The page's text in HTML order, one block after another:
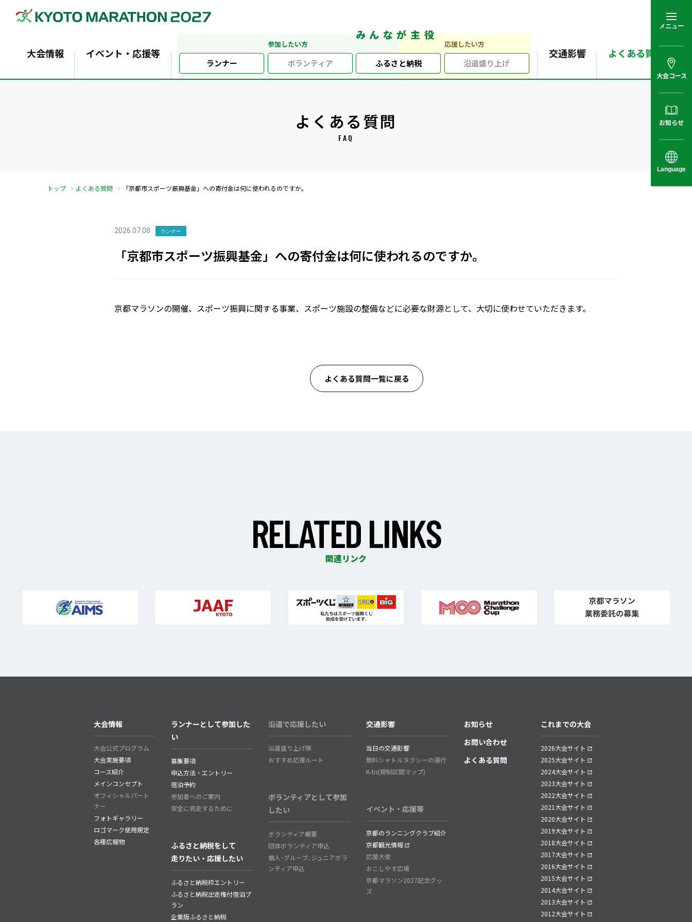
大会情報 イベント・応援等
みんなが主役
参加したい方 応援したい方
ランナー ボランティア ふるさと納税 沿道盛り上げ
交通影響 よくある質問
メニュー
大会コース
お知らせ
Language
よくある質問
FAQ
トップ よくある質問 「京都市スポーツ振興基金」への寄付金は何に使われるのですか。
2026.07.08 ランナー
「京都市スポーツ振興基金」への寄付金は何に使われるのですか。
京都マラソンの開催、スポーツ振興に関する事業、スポーツ施設の整備などに必要な財源として、大切に使わせていただきます。
よくある質問一覧に戻る
RELATEDLINKS
関連リンク
大会情報
大会公式プログラム
大会実施要項
コース紹介
メインコンセプト
オフィシャルパート
ナー
フォトギャラリー
ロゴマーク使用規定
各種広報物
ランナーとして参加した
い
募集要項
申込方法・エントリー
宿泊予約
参加者へのご案内
安全に完走するために
ふるさと納税をして
走りたい・応援したい
ふるさと納税枠エントリー
ふるさと納税出走権付宿泊プ
ラン
企業版ふるさと納税
沿道で応援したい
沿道盛り上げ隊
おすすめ応援ルート
ボランティアとして参加
したい
ボランティア概要
団体ボランティア申込
個人･グループ､ジュニアボラ
ンティア申込
交通影響
当日の交通影響
無料シャトルタクシーの運行
K-tis(規制区間マップ)
イベント・応援等
京都のランニングクラブ紹介
京都観光情報
応援大使
おこしやす広場
京都マラソン2027記念グッ
ズ
お知らせ
お問い合わせ
よくある質問
これまでの大会
2026大会サイト
2025大会サイト
2024大会サイト
2023大会サイト
2022大会サイト
2021大会サイト
2020大会サイト
2019大会サイト
2018大会サイト
2017大会サイト
2016大会サイト
2015大会サイト
2014大会サイト
2013大会サイト
2012大会サイト